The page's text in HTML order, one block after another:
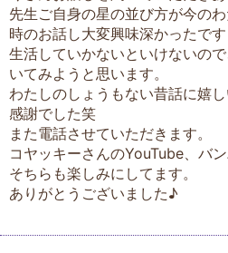
先生ご自身の星の並び方が今の
時のお話し大変興味深かったで
生活していかないといけないの
いてみようと思います。
わたしのしょうもない昔話に嬉
感謝でした笑
また電話させていただきます。
コヤッキーさんのYouTube、バ
そちらも楽しみにしてます。
ありがとうございました♪